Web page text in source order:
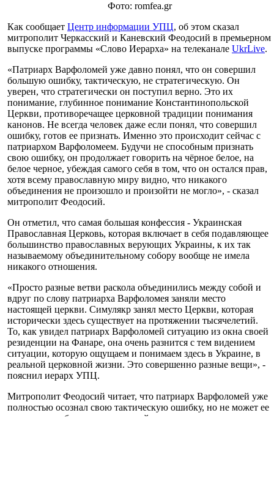
Фото: romfea.gr
Как сообщает Центр информации УПЦ, об этом сказал
митрополит Черкасский и Каневский Феодосий в премьерном
выпуске программы «Слово Иерарха» на телеканале UkrLive.
«Патриарх Варфоломей уже давно понял, что он совершил
большую ошибку, тактическую, не стратегическую. Он
уверен, что стратегически он поступил верно. Это их
понимание, глубинное понимание Константинопольской
Церкви, противоречащее церковной традиции понимания
канонов. Не всегда человек даже если понял, что совершил
ошибку, готов ее признать. Именно это происходит сейчас с
патриархом Варфоломеем. Будучи не способным признать
свою ошибку, он продолжает говорить на чёрное белое, на
белое черное, убеждая самого себя в том, что он остался прав,
хотя всему православную миру видно, что никакого
объединения не произошло и произойти не могло», - сказал
митрополит Феодосий.
Он отметил, что самая большая конфессия - Украинская
Православная Церковь, которая включает в себя подавляющее
большинство православных верующих Украины, к их так
называемому объединительному собору вообще не имела
никакого отношения.
«Просто разные ветви раскола объединились между собой и
вдруг по слову патриарха Варфоломея заняли место
настоящей церкви. Симулякр занял место Церкви, которая
исторически здесь существует на протяжении тысячелетий.
То, как увидел патриарх Варфоломей ситуацию из окна своей
резиденции на Фанаре, она очень разнится с тем видением
ситуации, которую ощущаем и понимаем здесь в Украине, в
реальной церковной жизни. Это совершенно разные вещи», -
пояснил иерарх УПЦ.
Митрополит Феодосий читает, что патриарх Варфоломей уже
полностью осознал свою тактическую ошибку, но не может ее
признать, чтобы не потерять свой авторитет.